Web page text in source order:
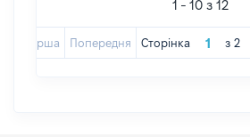
1 - 10 з 12
Перша Попередня Сторінка з 2